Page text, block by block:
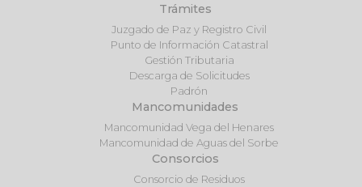
Trámites
Juzgado de Paz y Registro Civil
Punto de Información Catastral
Gestión Tributaria
Descarga de Solicitudes
Padrón
Mancomunidades
Mancomunidad Vega del Henares
Mancomunidad de Aguas del Sorbe
Consorcios
Consorcio de Residuos